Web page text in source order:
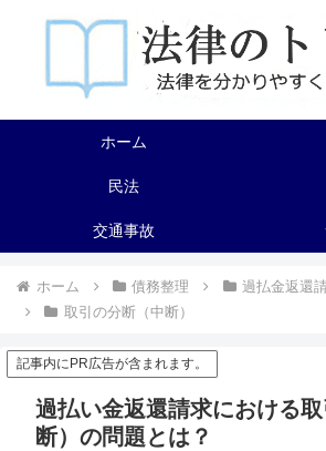
ホーム
民法
交通事故
ホーム 債務整理 過払金返還
取引の分断（中断）
記事内にPR広告が含まれます。
過払い金返還請求における
断）の問題とは？